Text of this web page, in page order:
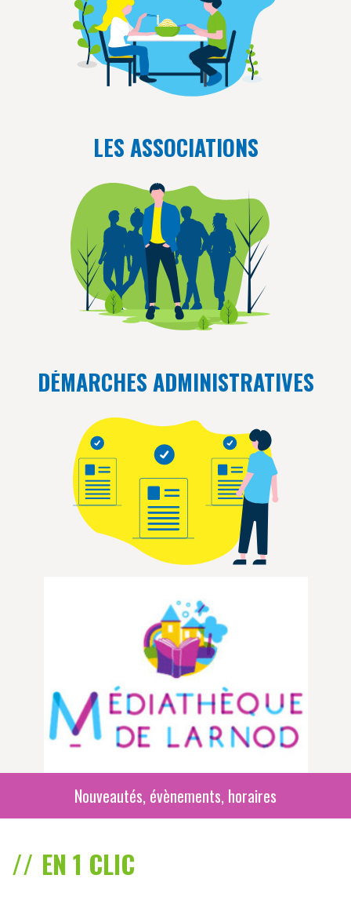
LES ASSOCIATIONS
DÉMARCHES ADMINISTRATIVES
Nouveautés, évènements, horaires
EN 1 CLIC